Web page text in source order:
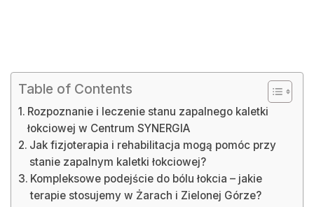
Table of Contents
Rozpoznanie i leczenie stanu zapalnego kaletki
łokciowej w Centrum SYNERGIA
Jak fizjoterapia i rehabilitacja mogą pomóc przy
stanie zapalnym kaletki łokciowej?
Kompleksowe podejście do bólu łokcia – jakie
terapie stosujemy w Żarach i Zielonej Górze?